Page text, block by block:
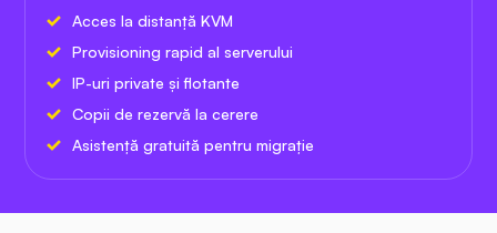
Acces la distanță KVM
Provisioning rapid al serverului
IP-uri private și flotante
Copii de rezervă la cerere
Asistență gratuită pentru migrație